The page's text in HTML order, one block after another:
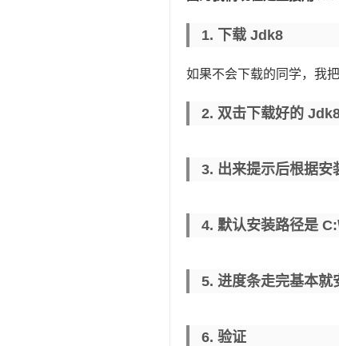
1. 下载 Jdk8
如果不会下载的同学，我
2. 双击下载好的
3. 出来提示后根据安
4. 默认安装路径是
5. 进度条走完基本就
6. 验证